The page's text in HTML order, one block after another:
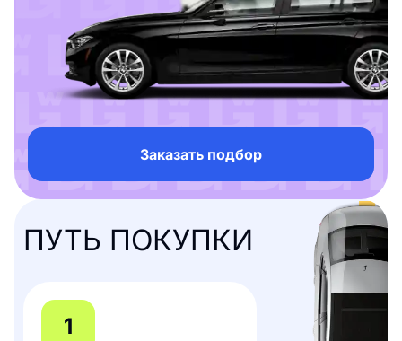
Заказать подбор
ПУТЬ ПОКУПКИ
1